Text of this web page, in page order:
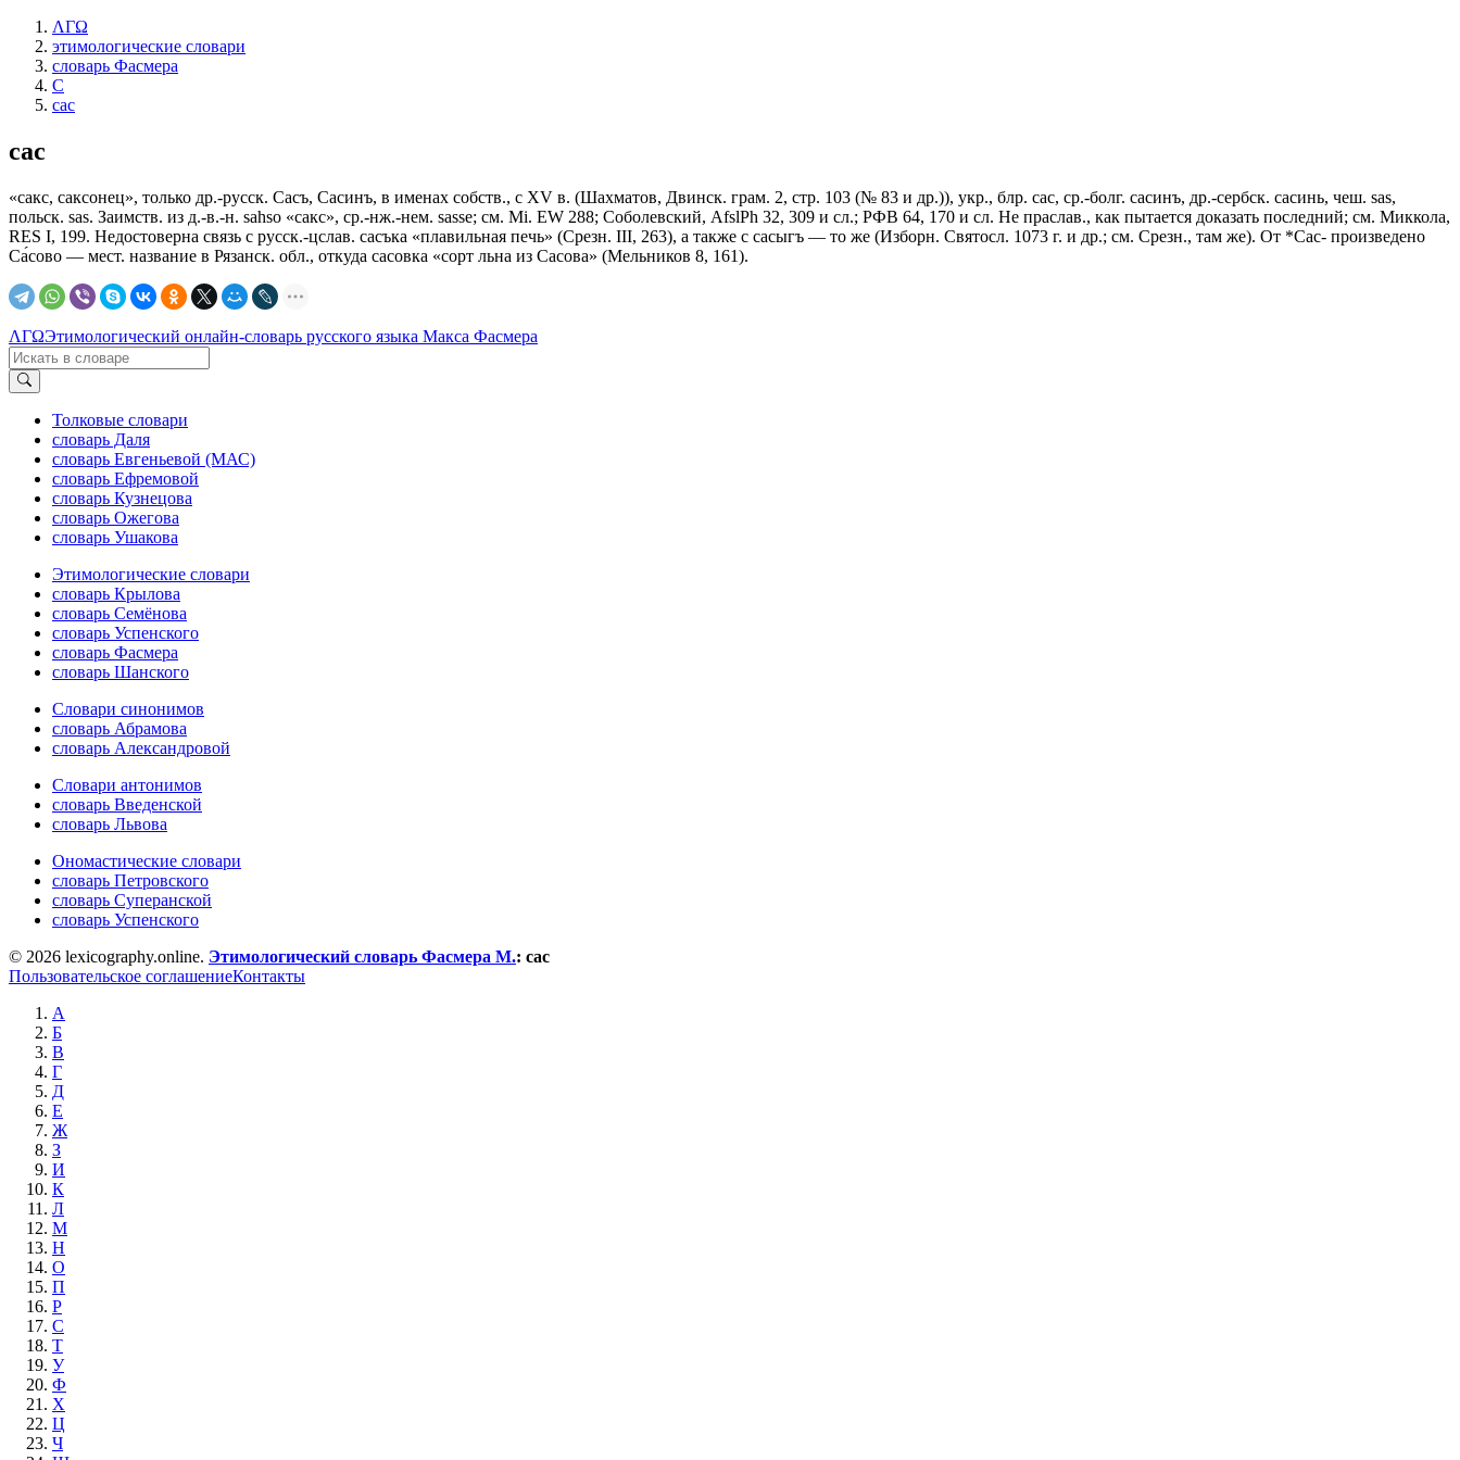
ΛΓΩ
этимологические словари
словарь Фасмера
С
сас
сас
«сакс, саксонец», только др.-русск. Сасъ, Сасинъ, в именах собств., с ХV в. (Шахматов, Двинск. грам. 2, стр. 103 (№ 83 и др.)), укр., блр. сас, ср.-болг. сасинъ, др.-сербск. сасинь, чеш. sas,
польск. sas. Заимств. из д.-в.-н. sahso «сакс», ср.-нж.-нем. sasse; см. Мi. ЕW 288; Соболевский, AfslPh 32, 309 и сл.; РФВ 64, 170 и сл. Не праслав., как пытается доказать последний; см. Миккола,
RЕS I, 199. Недостоверна связь с русск.-цслав. сасъка «плавильная печь» (Срезн. III, 263), а также с сасыгъ — то же (Изборн. Святосл. 1073 г. и др.; см. Срезн., там же). От *Сас- произведено
Са́сово — мест. название в Рязанск. обл., откуда сасовка «сорт льна из Сасова» (Мельников 8, 161).
ΛΓΩЭтимологический онлайн-словарь русского языка Макса Фасмера
Толковые словари
словарь Даля
словарь Евгеньевой (МАС)
словарь Ефремовой
словарь Кузнецова
словарь Ожегова
словарь Ушакова
Этимологические словари
словарь Крылова
словарь Семёнова
словарь Успенского
словарь Фасмера
словарь Шанского
Словари синонимов
словарь Абрамова
словарь Александровой
Словари антонимов
словарь Введенской
словарь Львова
Ономастические словари
словарь Петровского
словарь Суперанской
словарь Успенского
© 2026 lexicography.online. Этимологический словарь Фасмера М.: сас
Пользовательское соглашениеКонтакты
А
Б
В
Г
Д
Е
Ж
З
И
К
Л
М
Н
О
П
Р
С
Т
У
Ф
Х
Ц
Ч